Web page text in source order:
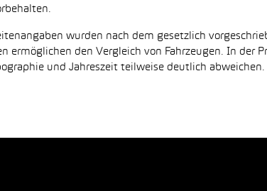
wurden nach dem gesetzlich
ermöglichen den Vergleich von Fahrzeugen. In
und Jahreszeit teilweise deutlich